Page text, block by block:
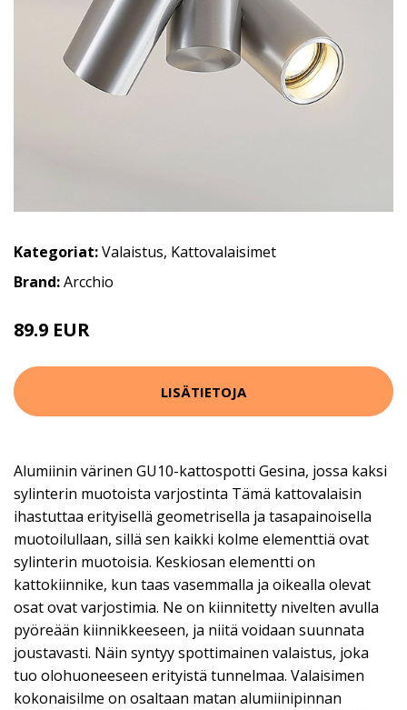
Kategoriat:Valaistus, Kattovalaisimet
Brand:Arcchio
89.9 EUR
LISÄTIETOJA
Alumiinin värinen GU10-kattospotti Gesina, jossa kaksi
sylinterin muotoista varjostinta Tämä kattovalaisin
ihastuttaa erityisellä geometrisella ja tasapainoisella
muotoilullaan, sillä sen kaikki kolme elementtiä ovat
sylinterin muotoisia. Keskiosan elementti on
kattokiinnike, kun taas vasemmalla ja oikealla olevat
osat ovat varjostimia. Ne on kiinnitetty nivelten avulla
pyöreään kiinnikkeeseen, ja niitä voidaan suunnata
joustavasti. Näin syntyy spottimainen valaistus, joka
tuo olohuoneeseen erityistä tunnelmaa. Valaisimen
kokonaisilme on osaltaan matan alumiinipinnan